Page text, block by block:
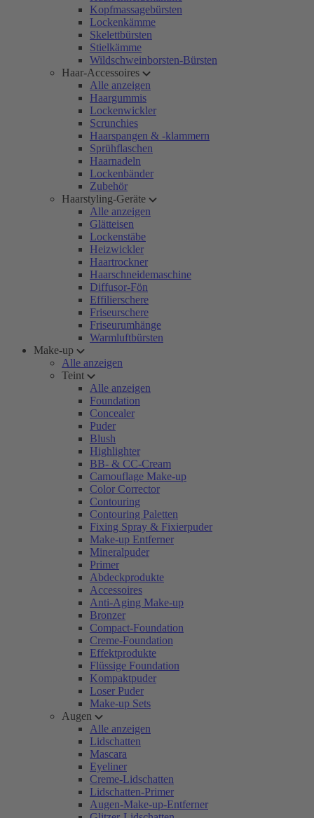
Kopfmassagebürsten
Lockenkämme
Skelettbürsten
Stielkämme
Wildschweinborsten-Bürsten
Haar-Accessoires
Alle anzeigen
Haargummis
Lockenwickler
Scrunchies
Haarspangen & -klammern
Sprühflaschen
Haarnadeln
Lockenbänder
Zubehör
Haarstyling-Geräte
Alle anzeigen
Glätteisen
Lockenstäbe
Heizwickler
Haartrockner
Haarschneidemaschine
Diffusor-Fön
Effilierschere
Friseurschere
Friseurumhänge
Warmluftbürsten
Make-up
Alle anzeigen
Teint
Alle anzeigen
Foundation
Concealer
Puder
Blush
Highlighter
BB- & CC-Cream
Camouflage Make-up
Color Corrector
Contouring
Contouring Paletten
Fixing Spray & Fixierpuder
Make-up Entferner
Mineralpuder
Primer
Abdeckprodukte
Accessoires
Anti-Aging Make-up
Bronzer
Compact-Foundation
Creme-Foundation
Effektprodukte
Flüssige Foundation
Kompaktpuder
Loser Puder
Make-up Sets
Augen
Alle anzeigen
Lidschatten
Mascara
Eyeliner
Creme-Lidschatten
Lidschatten-Primer
Augen-Make-up-Entferner